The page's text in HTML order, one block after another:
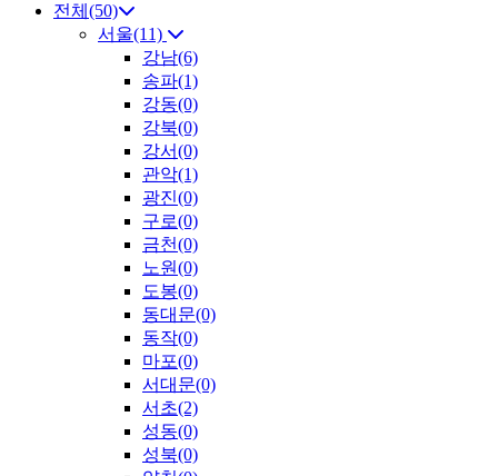
전체(50)
서울(11)
강남(6)
송파(1)
강동(0)
강북(0)
강서(0)
관악(1)
광진(0)
구로(0)
금천(0)
노원(0)
도봉(0)
동대문(0)
동작(0)
마포(0)
서대문(0)
서초(2)
성동(0)
성북(0)